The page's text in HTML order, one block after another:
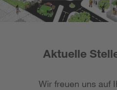
Aktuelle
Wir freuen uns auf